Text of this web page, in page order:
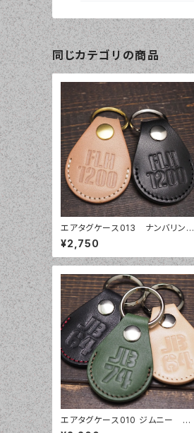
同じカテゴリの商品
エアタグケース013 ナンバリング
ナンバープレート 車体番号 誕生
日 本革レザー エアタグ ケース カ
バー AirTag 栃木レザー 姫路
¥2,750
エアタグケース010 ジムニー JB
64 JB74 本革レザー エアタグ ケ